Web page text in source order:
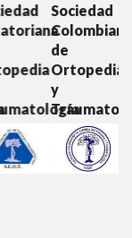
Sociedad
Colombiana
de
Ortopedia
y